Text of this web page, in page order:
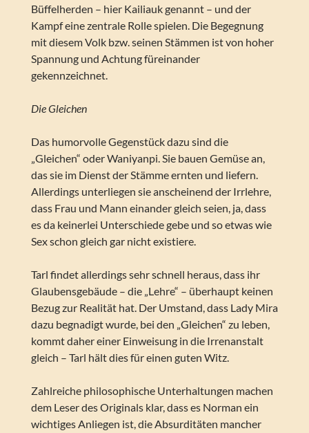
Büffelherden – hier Kailiauk genannt – und der
Kampf eine zentrale Rolle spielen. Die Begegnung
mit diesem Volk bzw. seinen Stämmen ist von hoher
Spannung und Achtung füreinander
gekennzeichnet.
Die Gleichen
Das humorvolle Gegenstück dazu sind die
„Gleichen“ oder Waniyanpi. Sie bauen Gemüse an,
das sie im Dienst der Stämme ernten und liefern.
Allerdings unterliegen sie anscheinend der Irrlehre,
dass Frau und Mann einander gleich seien, ja, dass
es da keinerlei Unterschiede gebe und so etwas wie
Sex schon gleich gar nicht existiere.
Tarl findet allerdings sehr schnell heraus, dass ihr
Glaubensgebäude – die „Lehre“ – überhaupt keinen
Bezug zur Realität hat. Der Umstand, dass Lady Mira
dazu begnadigt wurde, bei den „Gleichen“ zu leben,
kommt daher einer Einweisung in die Irrenanstalt
gleich – Tarl hält dies für einen guten Witz.
Zahlreiche philosophische Unterhaltungen machen
dem Leser des Originals klar, dass es Norman ein
wichtiges Anliegen ist, die Absurditäten mancher